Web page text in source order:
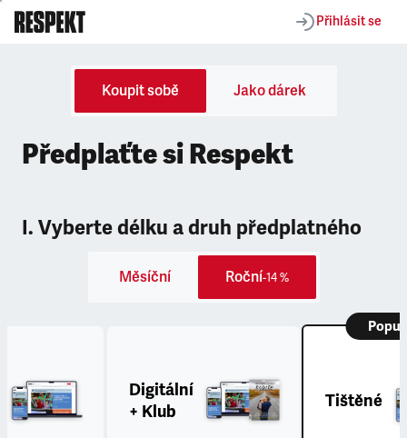
Přihlásit se
Koupit sobě Jako dárek
Předplaťte si Respekt
I. Vyberte délku a druh předplatného
Měsíční Roční-14 %
Digitální
+ Klub
Tištěné